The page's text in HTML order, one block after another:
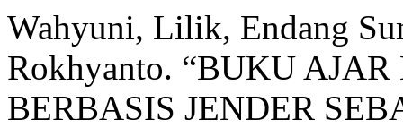
Wahyuni, Lilik, Endang
Rokhyanto. “BUKU
BERBASIS JENDER